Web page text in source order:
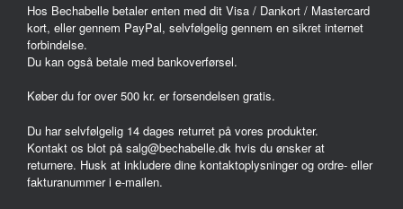
Hos Bechabelle betaler enten med dit Visa / Dankort / Mastercard
kort, eller gennem PayPal, selvfølgelig gennem en sikret internet
forbindelse.
Du kan også betale med bankoverførsel.
Køber du for over 500 kr. er forsendelsen gratis.
Du har selvfølgelig 14 dages returret på vores produkter.
Kontakt os blot på salg@bechabelle.dk hvis du ønsker at
returnere. Husk at inkludere dine kontaktoplysninger og ordre- eller
fakturanummer i e-mailen.